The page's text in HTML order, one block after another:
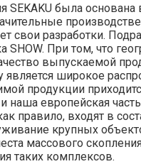
SEKAKU была
свои разработки.
SHOW. При том, что
выпускаемой
является широкое
продукции
наша европейская
правило, входят в
крупных
массового
таких комплексов.